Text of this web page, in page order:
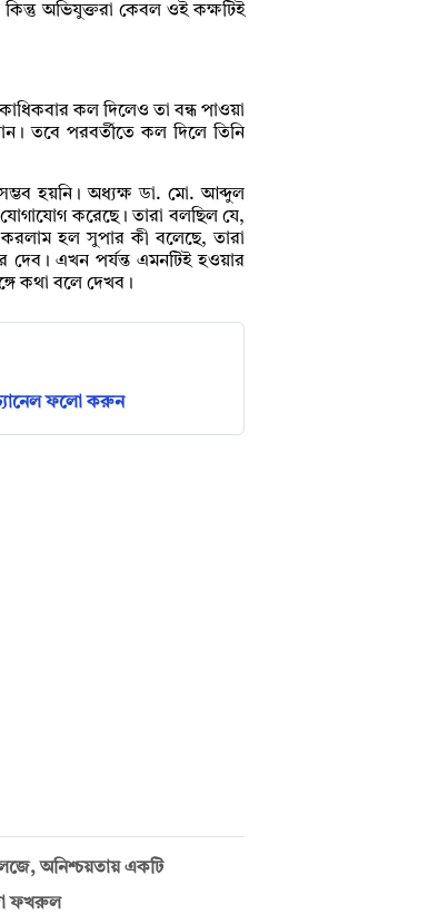
অভিযুক্তরা কেবল ওই কক্ষটিই
কল দিলেও তা বন্ধ পাওয়া
তবে পরবর্তীতে কল দিলে তিনি
হয়নি। অধ্যক্ষ ডা. মো. আব্দুল
করেছে। তারা বলছিল যে,
হল সুপার কী বলেছে, তারা
এখন পর্যন্ত এমনটিই হওয়ার
কথা বলে দেখব।
ফলো করুন
অনিশ্চয়তায় একটি
ফখরুল